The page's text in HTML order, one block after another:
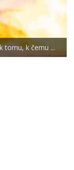
tomu, k čemu ...